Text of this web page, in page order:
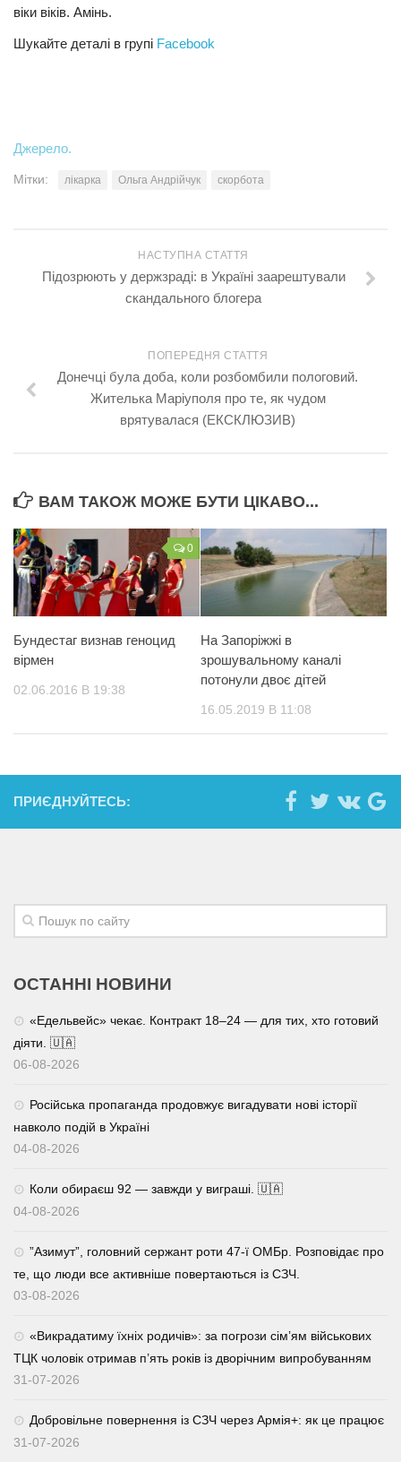
Шоу-біз
#Війна
віки віків. Амінь.
Шукайте деталі в групі Facebook
Джерело.
Мітки: лікарка Ольга Андрійчук скорбота
НАСТУПНА СТАТТЯ
Підозрюють у держзраді: в Україні заарештували
скандального блогера
ПОПЕРЕДНЯ СТАТТЯ
Донечці була доба, коли розбомбили пологовий.
Жителька Маріуполя про те, як чудом
врятувалася (ЕКСКЛЮЗИВ)
ВАМ ТАКОЖ МОЖЕ БУТИ ЦІКАВО...
0
Бундестаг визнав геноцид
вірмен
02.06.2016 В 19:38
На Запоріжжі в
зрошувальному каналі
потонули двоє дітей
16.05.2019 В 11:08
ПРИЄДНУЙТЕСЬ:
ОСТАННІ НОВИНИ
«Едельвейс» чекає. Контракт 18–24 — для тих, хто готовий
діяти. 🇺🇦
06-08-2026
Російська пропаганда продовжує вигадувати нові історії
навколо подій в Україні
04-08-2026
Коли обираєш 92 — завжди у виграші. 🇺🇦
04-08-2026
⁨”Азимут”, головний сержант роти 47-ї ОМБр. Розповідає про
те, що люди все активніше повертаються із СЗЧ.
03-08-2026
«Викрадатиму їхніх родичів»: за погрози сім’ям військових
ТЦК чоловік отримав п’ять років із дворічним випробуванням
31-07-2026
Добровільне повернення із СЗЧ через Армія+: як це працює
31-07-2026